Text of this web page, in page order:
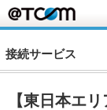
接続サービス
【東日本エ